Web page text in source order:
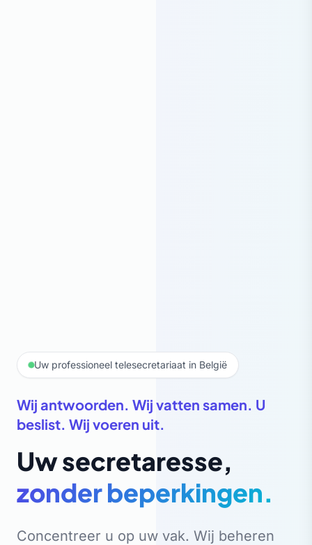
Uw professioneel telesecretariaat in België
Wij antwoorden. Wij vatten samen. U
beslist. Wij voeren uit.
Uw secretaresse,
zonder beperkingen.
Concentreer u op uw vak. Wij beheren